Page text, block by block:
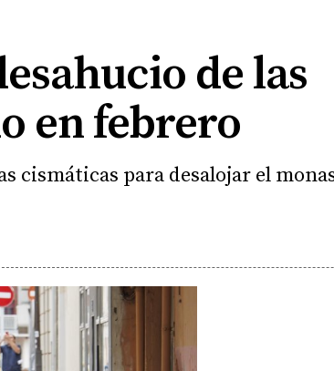
de las
en febrero
cismáticas para desalojar el